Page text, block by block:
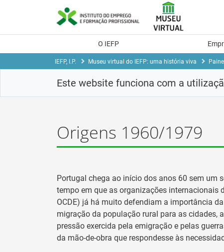
O IEFP
IEFP, I.P. Museu virtual do IEFP: uma história viva
Este website funciona com a
Origens 1960/1979
Portugal chega ao início dos anos 60 sem um
tempo em que as organizações internacionais
OCDE) já há muito defendiam a importância
migração da população rural para as cidades,
pressão exercida pela emigração e pelas
da mão-de-obra que respondesse às